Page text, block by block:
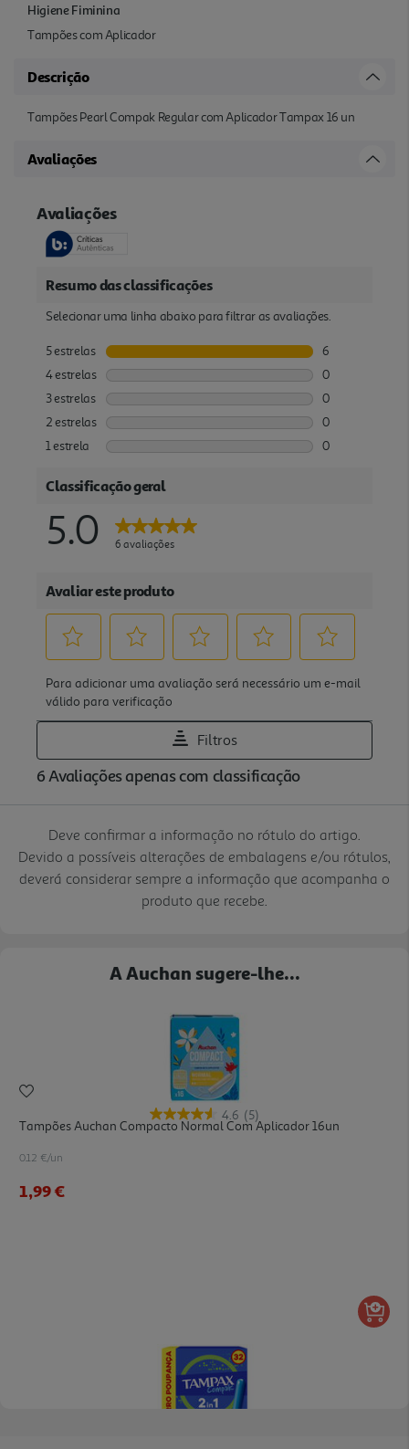
Higiene Fiminina
Tampões com Aplicador
Descrição
Tampões Pearl Compak Regular com Aplicador Tampax 16 un
Avaliações
Deve confirmar a informação no rótulo do artigo.
Devido a possíveis alterações de embalagens e/ou rótulos,
deverá considerar sempre a informação que acompanha o
produto que recebe.
A Auchan sugere-lhe...
4.6 (5)
Tampões Auchan Compacto Normal Com Aplicador 16un
0.12 €/un
1,99 €